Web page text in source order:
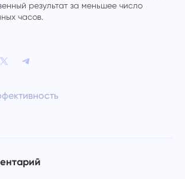
результат за меньшее число
часов.